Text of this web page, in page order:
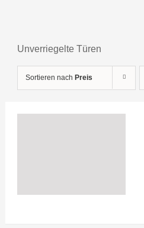
Unverriegelte Türen
Sortieren nach Preis